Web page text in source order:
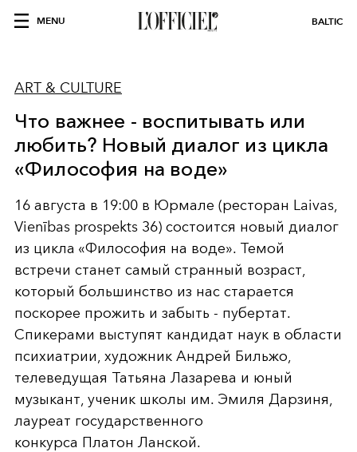
MENU BALTIC
ART & CULTURE
Что важнее - воспитывать или
любить? Новый диалог из цикла
«Философия на воде»
16 августа в 19:00 в Юрмале (ресторан Laivas,
Vienības prospekts 36) состоится новый диалог
из цикла «Философия на воде». Темой
встречи станет самый странный возраст,
который большинство из нас старается
поскорее прожить и забыть - пубертат.
Спикерами выступят кандидат наук в области
психиатрии, художник Андрей Бильжо,
телеведущая Татьяна Лазарева и юный
музыкант, ученик школы им. Эмиля Дарзиня,
лауреат государственного
конкурса Платон Ланской.